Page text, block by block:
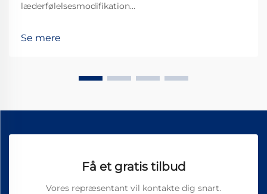
læderfølelsesmodifikation
mod huden. Disse behandlinger hjælper med at
Se mere
Få et gratis tilbud
Vores repræsentant vil kontakte dig snart.